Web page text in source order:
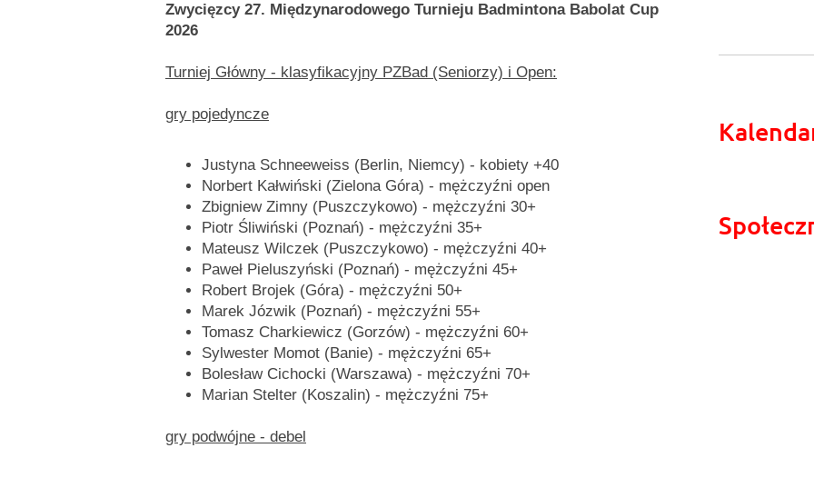
Zwycięzcy 27. Międzynarodowego Turnieju Badmintona Babolat Cup
2026
Turniej Główny - klasyfikacyjny PZBad (Seniorzy) i Open:
gry pojedyncze
Justyna Schneeweiss (Berlin, Niemcy) - kobiety +40
Norbert Kałwiński (Zielona Góra) - mężczyźni open
Zbigniew Zimny (Puszczykowo) - mężczyźni 30+
Piotr Śliwiński (Poznań) - mężczyźni 35+
Mateusz Wilczek (Puszczykowo) - mężczyźni 40+
Paweł Pieluszyński (Poznań) - mężczyźni 45+
Robert Brojek (Góra) - mężczyźni 50+
Marek Józwik (Poznań) - mężczyźni 55+
Tomasz Charkiewicz (Gorzów) - mężczyźni 60+
Sylwester Momot (Banie) - mężczyźni 65+
Bolesław Cichocki (Warszawa) - mężczyźni 70+
Marian Stelter (Koszalin) - mężczyźni 75+
gry podwójne - debel